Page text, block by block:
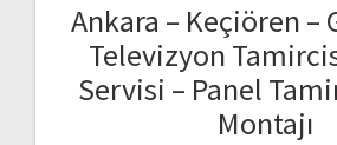
Ankara – Keçiören –
Televizyon
Servisi – Panel
Montajı